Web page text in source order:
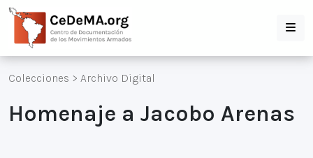
Colecciones > Archivo Digital
Homenaje a Jacobo Arenas